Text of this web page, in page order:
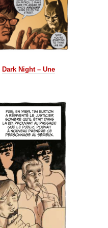
Dark Night – Une